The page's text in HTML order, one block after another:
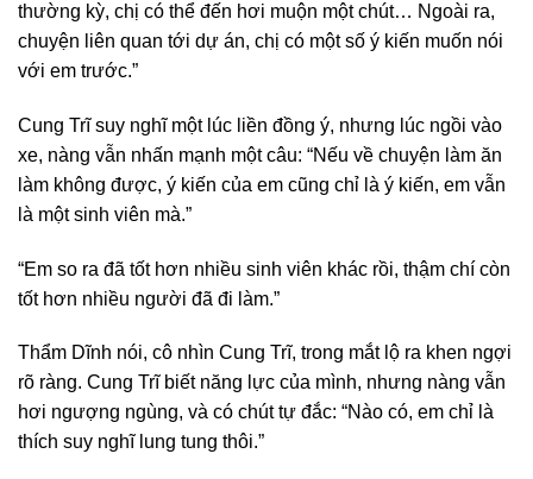
thường kỳ, chị có thể đến hơi muộn một chút… Ngoài ra,
chuyện liên quan tới dự án, chị có một số ý kiến muốn nói
với em trước.”
Cung Trĩ suy nghĩ một lúc liền đồng ý, nhưng lúc ngồi vào
xe, nàng vẫn nhấn mạnh một câu: “Nếu về chuyện làm ăn
làm không được, ý kiến của em cũng chỉ là ý kiến, em vẫn
là một sinh viên mà.”
“Em so ra đã tốt hơn nhiều sinh viên khác rồi, thậm chí còn
tốt hơn nhiều người đã đi làm.”
Thẩm Dĩnh nói, cô nhìn Cung Trĩ, trong mắt lộ ra khen ngợi
rõ ràng. Cung Trĩ biết năng lực của mình, nhưng nàng vẫn
hơi ngượng ngùng, và có chút tự đắc: “Nào có, em chỉ là
thích suy nghĩ lung tung thôi.”